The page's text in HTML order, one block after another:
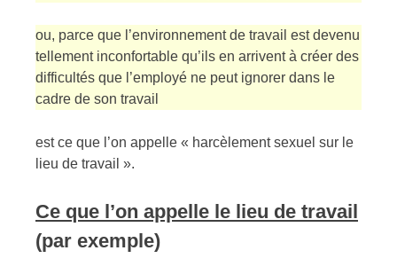
ou, parce que l’environnement de travail est devenu
tellement inconfortable qu’ils en arrivent à créer des
difficultés que l’employé ne peut ignorer dans le
cadre de son travail
est ce que l’on appelle « harcèlement sexuel sur le
lieu de travail ».
Ce que l’on appelle le lieu de travail
(par exemple)